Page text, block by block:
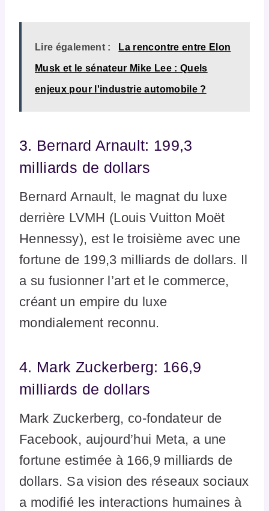
Lire également : La rencontre entre Elon
Musk et le sénateur Mike Lee : Quels
enjeux pour l'industrie automobile ?
3. Bernard Arnault: 199,3
milliards de dollars
Bernard Arnault, le magnat du luxe
derrière LVMH (Louis Vuitton Moët
Hennessy), est le troisième avec une
fortune de 199,3 milliards de dollars. Il
a su fusionner l’art et le commerce,
créant un empire du luxe
mondialement reconnu.
4. Mark Zuckerberg: 166,9
milliards de dollars
Mark Zuckerberg, co-fondateur de
Facebook, aujourd’hui Meta, a une
fortune estimée à 166,9 milliards de
dollars. Sa vision des réseaux sociaux
a modifié les interactions humaines à